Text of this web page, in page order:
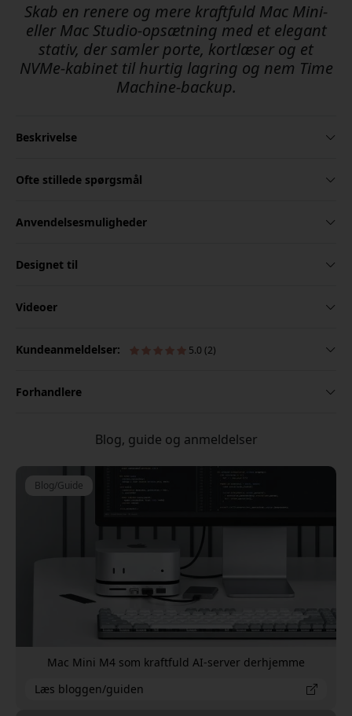
Skab en renere og mere kraftfuld Mac Mini-
eller Mac Studio-opsætning med et elegant
stativ, der samler porte, kortlæser og et
NVMe-kabinet til hurtig lagring og nem Time
Machine-backup.
Beskrivelse
Ofte stillede spørgsmål
Anvendelsesmuligheder
Designet til
Videoer
Kundeanmeldelser: 5.0 (2)
Forhandlere
Blog, guide og anmeldelser
Blog/Guide
Mac Mini M4 som kraftfuld AI-server derhjemme
Læs bloggen/guiden